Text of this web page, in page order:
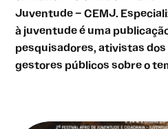
Juventude – CEMJ.
à juventude é uma
pesquisadores, ativistas
gestores públicos sobre o